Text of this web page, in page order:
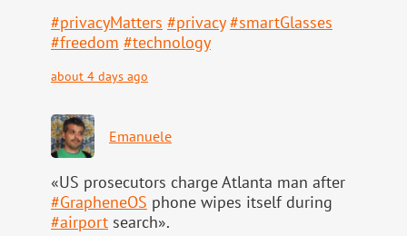
#privacyMatters #privacy #smartGlasses
#freedom #technology
about 4 days ago
Emanuele
«US prosecutors charge Atlanta man after
#GrapheneOS phone wipes itself during
#airport search».